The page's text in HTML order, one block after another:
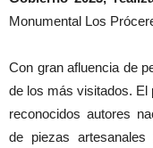
Monumental Los
Con gran afluencia de
de los más visitados. El
reconocidos autores
de piezas